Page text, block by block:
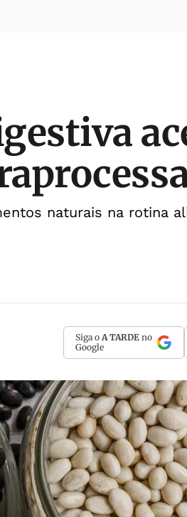
naturais na rotina
Siga o A TARDE no
Google